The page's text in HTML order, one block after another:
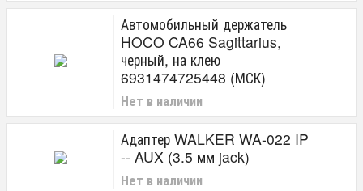
Автомобильный держатель
HOCO CA66 Sagittarius,
черный, на клею
6931474725448 (МСК)
Нет в наличии
Адаптер WALKER WA-022 IP
-- AUX (3.5 мм jack)
Нет в наличии